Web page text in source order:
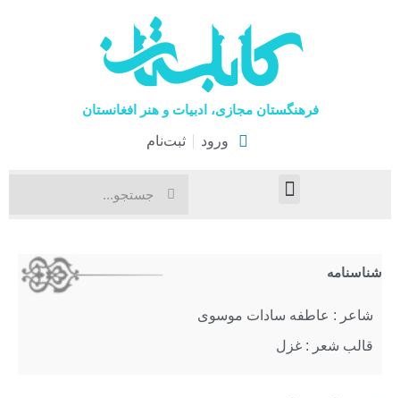
فرهنگستان مجازی، ادبیات و هنر افغانستان
ورود ثبت‌نام
شناسنامه
شاعر : عاطفه‌ سادات‌ موسوی
قالب شعر : غزل